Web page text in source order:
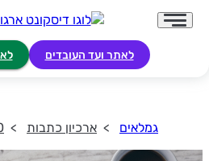
לאתר ועד העובדים
גמלאים ארכיון כתבות